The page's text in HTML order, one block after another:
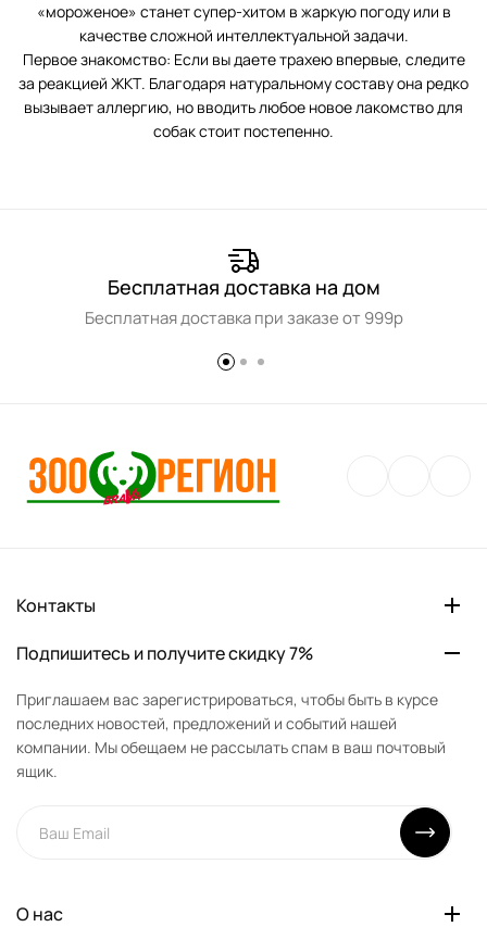
«мороженое» станет супер-хитом в жаркую погоду или в
качестве сложной интеллектуальной задачи.
Первое знакомство: Если вы даете трахею впервые, следите
за реакцией ЖКТ. Благодаря натуральному составу она редко
вызывает аллергию, но вводить любое новое лакомство для
собак стоит постепенно.
Бесплатная доставка на дом
Бесплатная доставка при заказе от 999р
Контакты
Подпишитесь и получите скидку 7%
Приглашаем вас зарегистрироваться, чтобы быть в курсе
последних новостей, предложений и событий нашей
компании. Мы обещаем не рассылать спам в ваш почтовый
ящик.
О нас